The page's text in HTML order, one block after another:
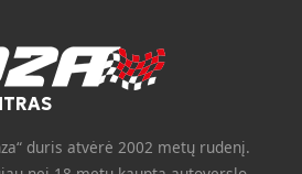
duris atvėrė 2002 metų rudenį.